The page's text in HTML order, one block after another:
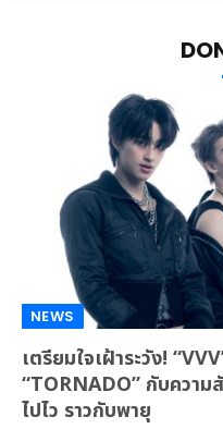
NEWS
เตรียมใจเฝ้าระวัง!
“TORNADO” กับความ
ไปไว ราวกับพายุ